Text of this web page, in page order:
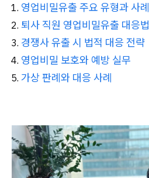
영업비밀유출 주요 유형과 사례
퇴사 직원 영업비밀유출 대응법
경쟁사 유출 시 법적 대응 전략
영업비밀 보호와 예방 실무
가상 판례와 대응 사례